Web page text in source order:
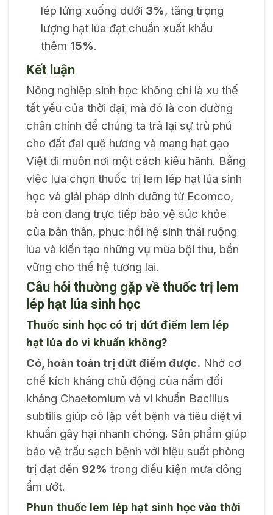
lép lửng xuống dưới 3%, tăng trọng
lượng hạt lúa đạt chuẩn xuất khẩu
thêm 15%.
Kết luận
Nông nghiệp sinh học không chỉ là xu thế
tất yếu của thời đại, mà đó là con đường
chân chính để chúng ta trả lại sự trù phú
cho đất đai quê hương và mang hạt gạo
Việt đi muôn nơi một cách kiêu hãnh. Bằng
việc lựa chọn thuốc trị lem lép hạt lúa sinh
học và giải pháp dinh dưỡng từ Ecomco,
bà con đang trực tiếp bảo vệ sức khỏe
của bản thân, phục hồi hệ sinh thái ruộng
lúa và kiến tạo những vụ mùa bội thu, bền
vững cho thế hệ tương lai.
Câu hỏi thường gặp về thuốc trị lem
lép hạt lúa sinh học
Thuốc sinh học có trị dứt điểm lem lép
hạt lúa do vi khuẩn không?
Có, hoàn toàn trị dứt điểm được. Nhờ cơ
chế kích kháng chủ động của nấm đối
kháng Chaetomium và vi khuẩn Bacillus
subtilis giúp cô lập vết bệnh và tiêu diệt vi
khuẩn gây hại nhanh chóng. Sản phẩm giúp
bảo vệ trấu sạch bệnh với hiệu suất phòng
trị đạt đến 92% trong điều kiện mưa dông
ẩm ướt.
Phun thuốc lem lép hạt sinh học vào thời